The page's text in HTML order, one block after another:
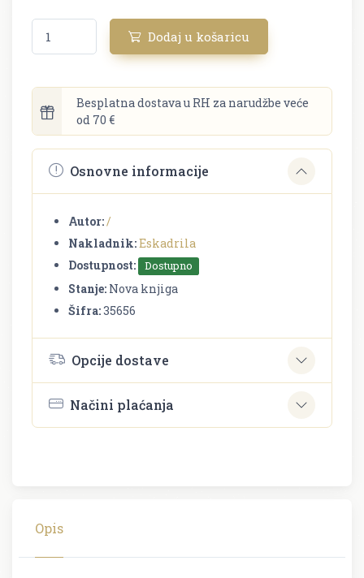
Dodaj u košaricu
Besplatna dostava u RH za narudžbe veće
od 70 €
Osnovne informacije
Autor:/
Nakladnik:Eskadrila
Dostupnost:
Dostupno
Stanje: Nova knjiga
Šifra:35656
Opcije dostave
Načini plaćanja
Opis